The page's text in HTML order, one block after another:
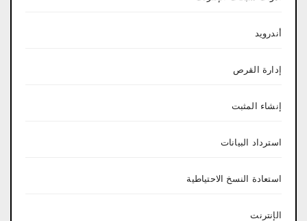
أندرويد
إدارة القرص
إنشاء المثبت
استرداد البيانات
استعادة النسخ الاحتياطية
الإنترنت